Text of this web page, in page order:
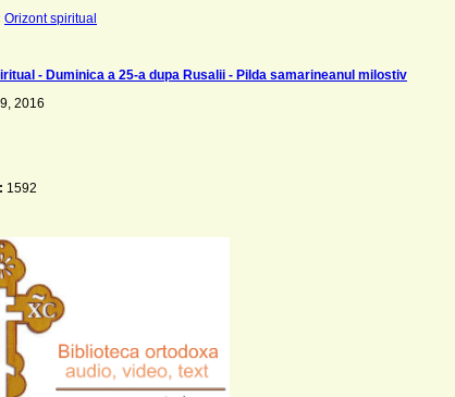
Orizont spiritual
- Duminica a 25-a dupa Rusalii - Pilda samarineanul milostiv
2016
1592